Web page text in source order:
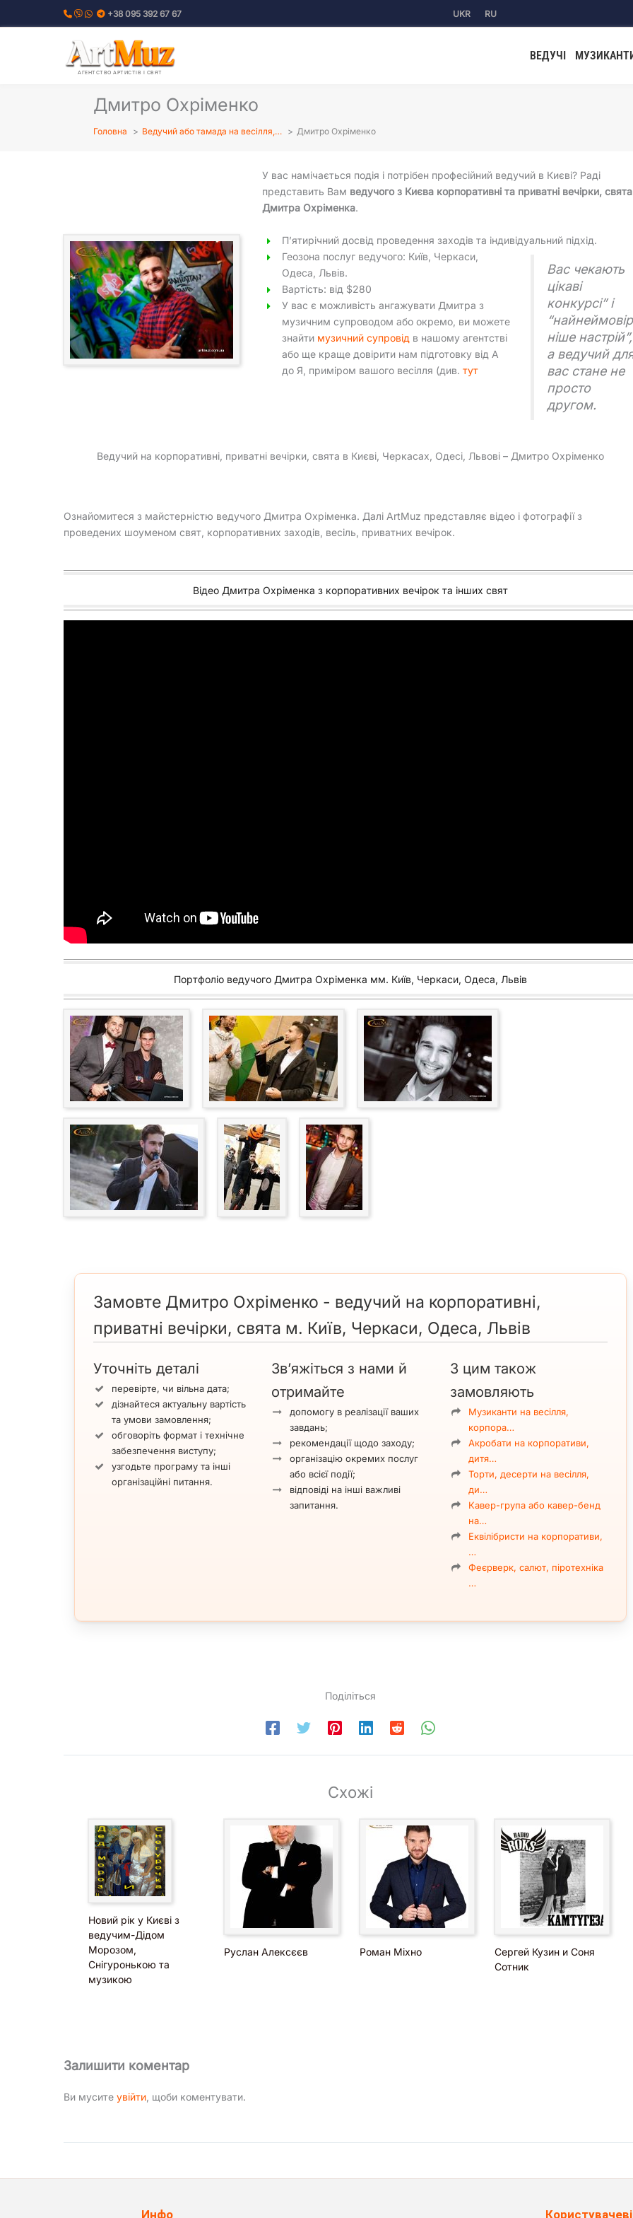
до
+38 095 392 67 67 UKR RU
АГЕНТСТВО АРТИСТІВ І СВЯТ
ВЕДУЧІ
Дмитро Охріменко
Головна Ведучий або тамада на весілля,… Дмитро Охріменко
У вас намічається подія і потрібен професійний ведучий в Києві? Раді
представить Вам ведучого з Києва корпоративні та приватні вечірки, свята
Дмитра Охріменка.
П’ятирічний досвід проведення заходів та індивідуальний підхід.
Вас чекають
цікаві
конкурсі” і
“найнеймовір
ніше настрій”,
а ведучий
вас стане не
просто
другом.
Геозона послуг ведучого: Київ, Черкаси,
Одеса, Львів.
Вартість: від $280
У вас є можливість ангажувати Дмитра з
музичним супроводом або окремо, ви можете
знайти музичний супровід в нашому агентстві
або ще краще довірити нам підготовку від А
до Я, приміром вашого весілля (див.тут
Ведучий на корпоративні, приватні вечірки, свята в Києві, Черкасах, Одесі, Львові – Дмитро Охріменко
Ознайомитеся з майстерністю ведучого Дмитра Охріменка. Далі ArtMuz представляє відео і фотографії з
проведених шоуменом свят, корпоративних заходів, весіль, приватних вечірок.
Відео Дмитра Охріменка з корпоративних вечірок та інших свят
Портфоліо ведучого Дмитра Охріменка мм. Київ, Черкаси, Одеса, Львів
Замовте Дмитро Охріменко - ведучий на корпоративні,
приватні вечірки, свята м. Київ, Черкаси, Одеса, Львів
Уточніть деталі
перевірте, чи вільна дата;
дізнайтеся актуальну вартість
та умови замовлення;
обговоріть формат і технічне
забезпечення виступу;
узгодьте програму та інші
організаційні питання.
Зв’яжіться з нами й
отримайте
допомогу в реалізації ваших
завдань;
рекомендації щодо заходу;
організацію окремих послуг
або всієї події;
відповіді на інші важливі
запитання.
З цим також
замовляють
Музиканти на весілля,
корпора…
Акробати на корпоративи,
дитя…
Торти, десерти на весілля,
ди…
Кавер-група або кавер-бенд
на…
Еквілібристи на корпоративи,
…
Феєрверк, салют, піротехніка
…
Поділіться
Схожі
Новий рік у Києві з
ведучим-Дідом
Морозом,
Снігуронькою та
музикою
Руслан Алексєєв Роман Міхно
Сергей Кузин и Соня
Сотник
Залишити коментар
Ви мусите увійти , щоби коментувати.
Инфо Користувачеві